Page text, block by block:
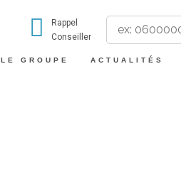
Rappel
Conseiller
LE GROUPE ACTUALITÉS